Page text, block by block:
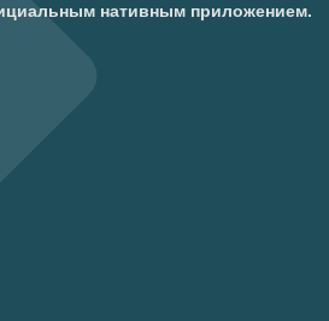
нативным приложением.